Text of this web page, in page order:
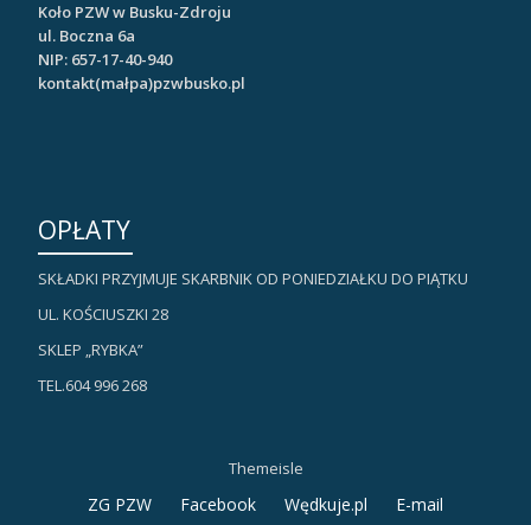
Koło PZW w Busku-Zdroju
ul. Boczna 6a
NIP: 657-17-40-940
kontakt(małpa)pzwbusko.pl
OPŁATY
SKŁADKI PRZYJMUJE SKARBNIK OD PONIEDZIAŁKU DO PIĄTKU
UL. KOŚCIUSZKI 28
SKLEP „RYBKA”
TEL.604 996 268
Themeisle
Drugie
ZG PZW Facebook Wędkuje.pl E-mail